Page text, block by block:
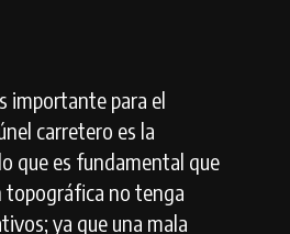
importante para el
carretero es la
que es fundamental que
topográfica no tenga
ya que una mala